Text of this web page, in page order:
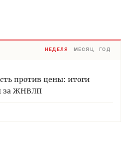
НЕДЕЛЯ МЕСЯЦ ГОД
против цены: итоги
за ЖНВЛП